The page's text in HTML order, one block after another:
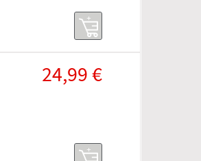
24,99 €